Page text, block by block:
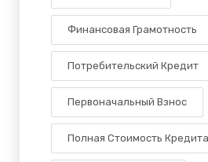
Финансовая Грамотность
Потребительский Кредит
Первоначальный Взнос
Полная Стоимость Кредита